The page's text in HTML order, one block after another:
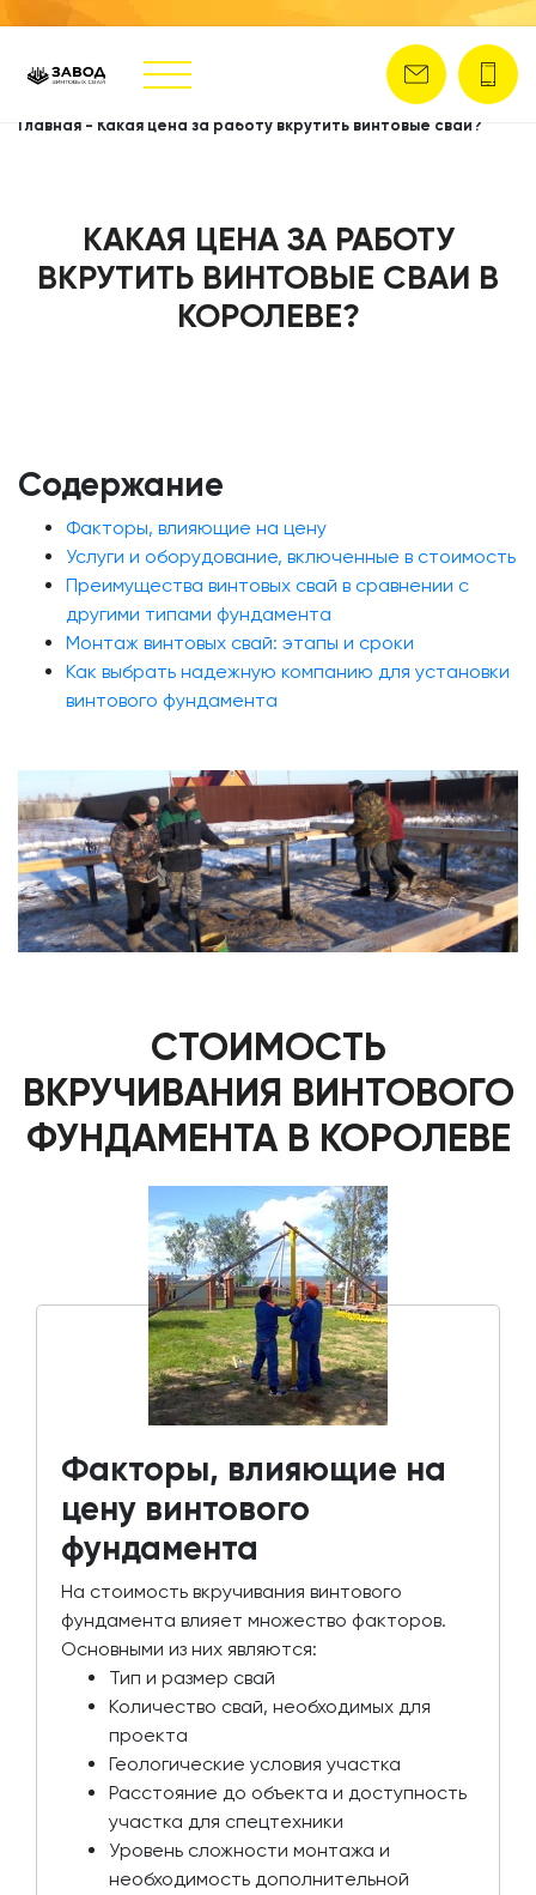
Главная - Какая цена за работу вкрутить винтовые сваи?
КАКАЯ ЦЕНА ЗА РАБОТУ
ВКРУТИТЬ ВИНТОВЫЕ СВАИ В
КОРОЛЕВЕ?
Содержание
Факторы, влияющие на цену
Услуги и оборудование, включенные в стоимость
Преимущества винтовых свай в сравнении с
другими типами фундамента
Монтаж винтовых свай: этапы и сроки
Как выбрать надежную компанию для установки
винтового фундамента
СТОИМОСТЬ
ВКРУЧИВАНИЯ ВИНТОВОГО
ФУНДАМЕНТА В КОРОЛЕВЕ
Факторы, влияющие на
цену винтового
фундамента
На стоимость вкручивания винтового
фундамента влияет множество факторов.
Основными из них являются:
Тип и размер свай
Количество свай, необходимых для
проекта
Геологические условия участка
Расстояние до объекта и доступность
участка для спецтехники
Уровень сложности монтажа и
необходимость дополнительной